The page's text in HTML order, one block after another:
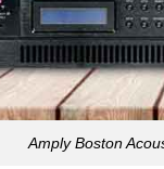
Amply Boston